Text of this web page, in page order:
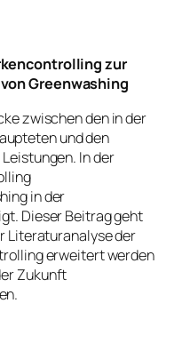
zur
Greenwashing
zwischen den in der
und den
In der
in der
Dieser Beitrag geht
Literaturanalyse der
erweitert werden
Zukunft